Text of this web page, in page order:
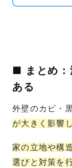
■ まとめ：
ある
外壁のカビ・
が大きく影響
家の立地や構
選びと対策を